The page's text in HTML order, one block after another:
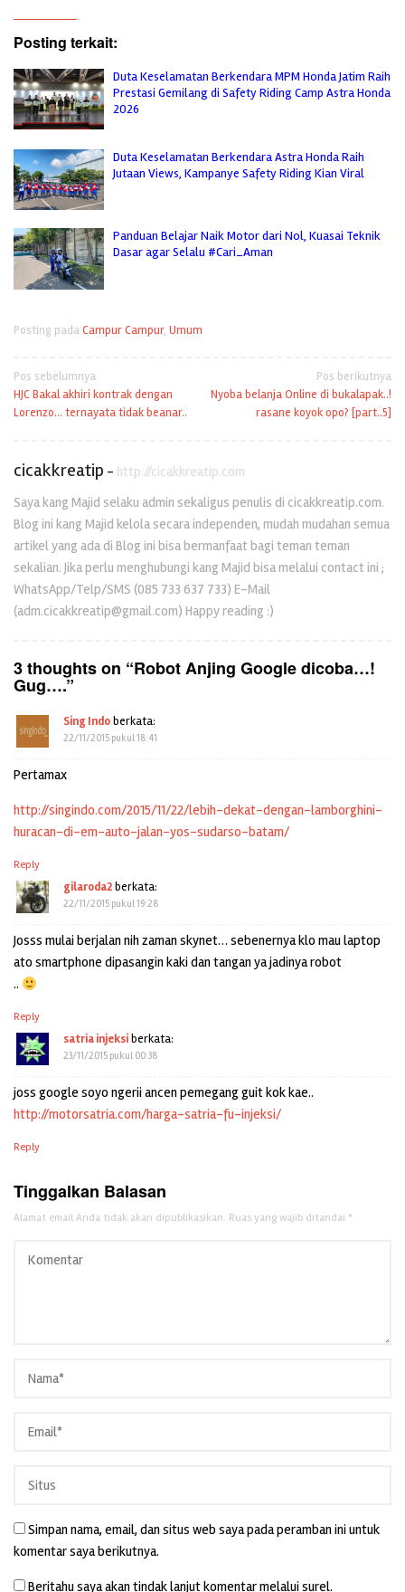
Posting terkait:
Duta Keselamatan Berkendara MPM Honda Jatim Raih
Prestasi Gemilang di Safety Riding Camp Astra Honda
2026
Duta Keselamatan Berkendara Astra Honda Raih
Jutaan Views, Kampanye Safety Riding Kian Viral
Panduan Belajar Naik Motor dari Nol, Kuasai Teknik
Dasar agar Selalu #Cari_Aman
Posting padaCampur Campur, Umum
Navigasi
pos
Pos sebelumnya
HJC Bakal akhiri kontrak dengan
Lorenzo… ternayata tidak beanar..
Pos berikutnya
Nyoba belanja Online di bukalapak..!
rasane koyok opo? [part..5]
cicakkreatip - http://cicakkreatip.com
Saya kang Majid selaku admin sekaligus penulis di cicakkreatip.com.
Blog ini kang Majid kelola secara independen, mudah mudahan semua
artikel yang ada di Blog ini bisa bermanfaat bagi teman teman
sekalian. Jika perlu menghubungi kang Majid bisa melalui contact ini ;
WhatsApp/Telp/SMS (085 733 637 733) E-Mail
(adm.cicakkreatip@gmail.com) Happy reading :)
3 thoughts on “Robot Anjing Google dicoba…!
Gug….”
Sing Indoberkata:
22/11/2015 pukul 18:41
Pertamax
http://singindo.com/2015/11/22/lebih-dekat-dengan-lamborghini-
huracan-di-em-auto-jalan-yos-sudarso-batam/
Reply
gilaroda2berkata:
22/11/2015 pukul 19:28
Josss mulai berjalan nih zaman skynet… sebenernya klo mau laptop
ato smartphone dipasangin kaki dan tangan ya jadinya robot
..
Reply
satria injeksiberkata:
23/11/2015 pukul 00:38
joss google soyo ngerii ancen pemegang guit kok kae..
http://motorsatria.com/harga-satria-fu-injeksi/
Reply
Tinggalkan Balasan
Alamat email Anda tidak akan dipublikasikan. Ruas yang wajib ditandai *
Simpan nama, email, dan situs web saya pada peramban ini untuk
komentar saya berikutnya.
Beritahu saya akan tindak lanjut komentar melalui surel.